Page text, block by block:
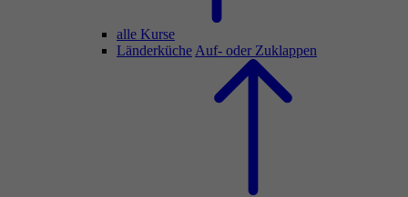
alle Kurse
Länderküche Auf- oder Zuklappen